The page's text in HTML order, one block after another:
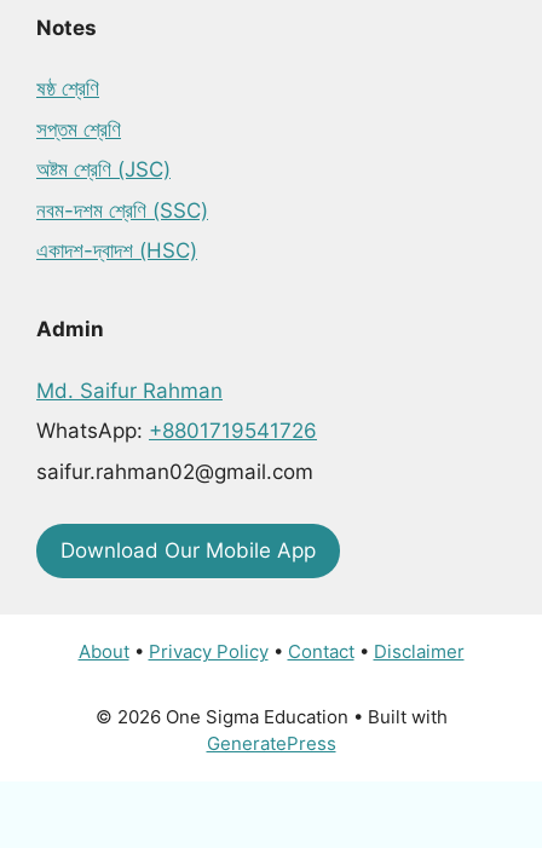
Notes
ষষ্ঠ শ্রেণি
সপ্তম শ্রেণি
অষ্টম শ্রেণি (JSC)
নবম-দশম শ্রেণি (SSC)
একাদশ-দ্বাদশ (HSC)
Admin
Md. Saifur Rahman
WhatsApp: +8801719541726
saifur.rahman02@gmail.com
Download Our Mobile App
About• Privacy Policy• Contact• Disclaimer
© 2026 One Sigma Education • Built with
GeneratePress